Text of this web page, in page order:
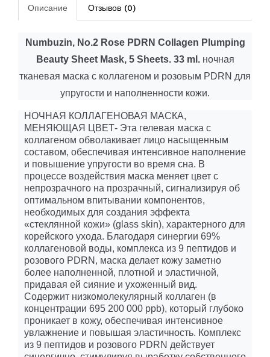
Описание Отзывов (0)
Numbuzin, No.2 Rose PDRN Collagen Plumping
Beauty Sheet Mask, 5 Sheets. 33 ml . ночная
тканевая маска с коллагеном и розовым PDRN для
упругости и наполненности кожи.
НОЧНАЯ КОЛЛАГЕНОВАЯ МАСКА,
МЕНЯЮЩАЯ ЦВЕТ- Эта гелевая маска с
коллагеном обволакивает лицо насыщенным
составом, обеспечивая интенсивное наполнение
и повышение упругости во время сна. В
процессе воздействия маска меняет цвет с
непрозрачного на прозрачный, сигнализируя об
оптимальном впитывании компонентов,
необходимых для создания эффекта
«стеклянной кожи» (glass skin), характерного для
корейского ухода. Благодаря синергии 69%
коллагеновой воды, комплекса из 9 пептидов и
розового PDRN, маска делает кожу заметно
более наполненной, плотной и эластичной,
придавая ей сияние и ухоженный вид.
Содержит низкомолекулярный коллаген (в
концентрации 695 200 000 ppb), который глубоко
проникает в кожу, обеспечивая интенсивное
увлажнение и повышая эластичность. Комплекс
из 9 пептидов и розового PDRN действует